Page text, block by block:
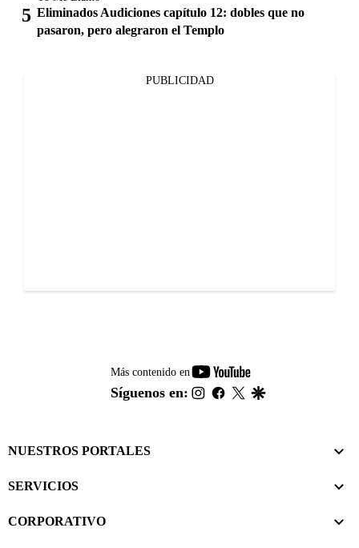
Eliminados Audiciones capítulo 12: dobles que no
pasaron, pero alegraron el Templo
PUBLICIDAD
Más contenido en
youtube-
footer
Síguenos en: instagram
facebook
twitter
NUESTROS PORTALES
SERVICIOS
CORPORATIVO